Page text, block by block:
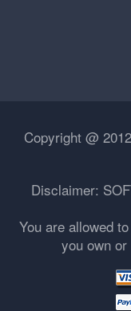
Copyright @
Disclaimer:
You are allowed
you own